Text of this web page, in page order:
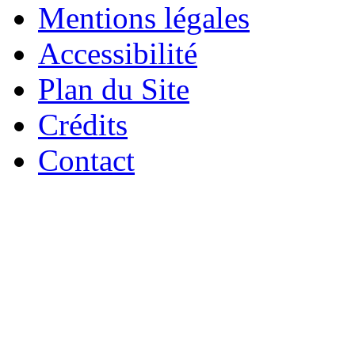
Mentions légales
Accessibilité
Plan du Site
Crédits
Contact